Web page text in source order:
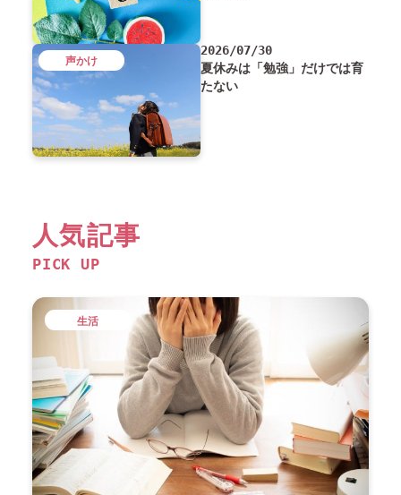
2026/07/30
夏休みは「勉強」だけでは育
たない
声かけ
人気記事
PICK UP
生活